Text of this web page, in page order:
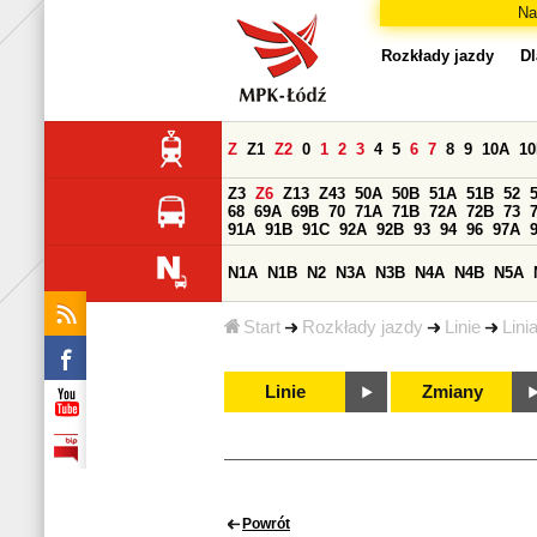
Start Rozkłady jazdy Linie
Rozkłady jazdy
Z Z1 Z2 0 1 2 3 4 5 6 7 8 9 10A
Z3 Z6 Z13 Z43 50A 50B 51A 51B 52
68 69A 69B 70 71A 71B 72A 72B 73
91A 91B 91C 92A 92B 93 94 96 97A
N1A N1B N2 N3A N3B N4A N4B N5A
Linie Zmiany
Powrót